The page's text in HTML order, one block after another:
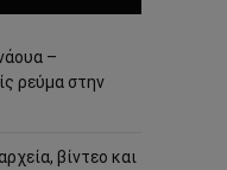
–
ρεύμα στην
βίντεο και